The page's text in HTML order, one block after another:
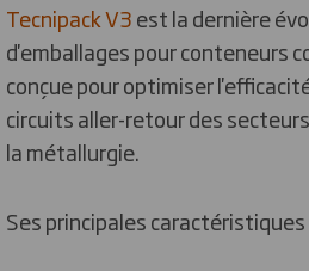
Tecnipack V3est la dernière
d'emballages pour conteneurs
conçue pour optimiser
circuits aller-retour des
la métallurgie.
Ses principales caractéristiques